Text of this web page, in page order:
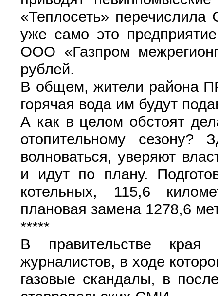
«Теплосеть»
уже само это
ООО «Газпром
рублей.
В общем, жители района
горячая вода им будут
А как в целом обстоят
отопительному
волноваться, уверяют
и идут по плану.
котельных, 115,6
плановая замена 1278,6
*****
В правительстве
журналистов, в ходе
газовые скандалы, в